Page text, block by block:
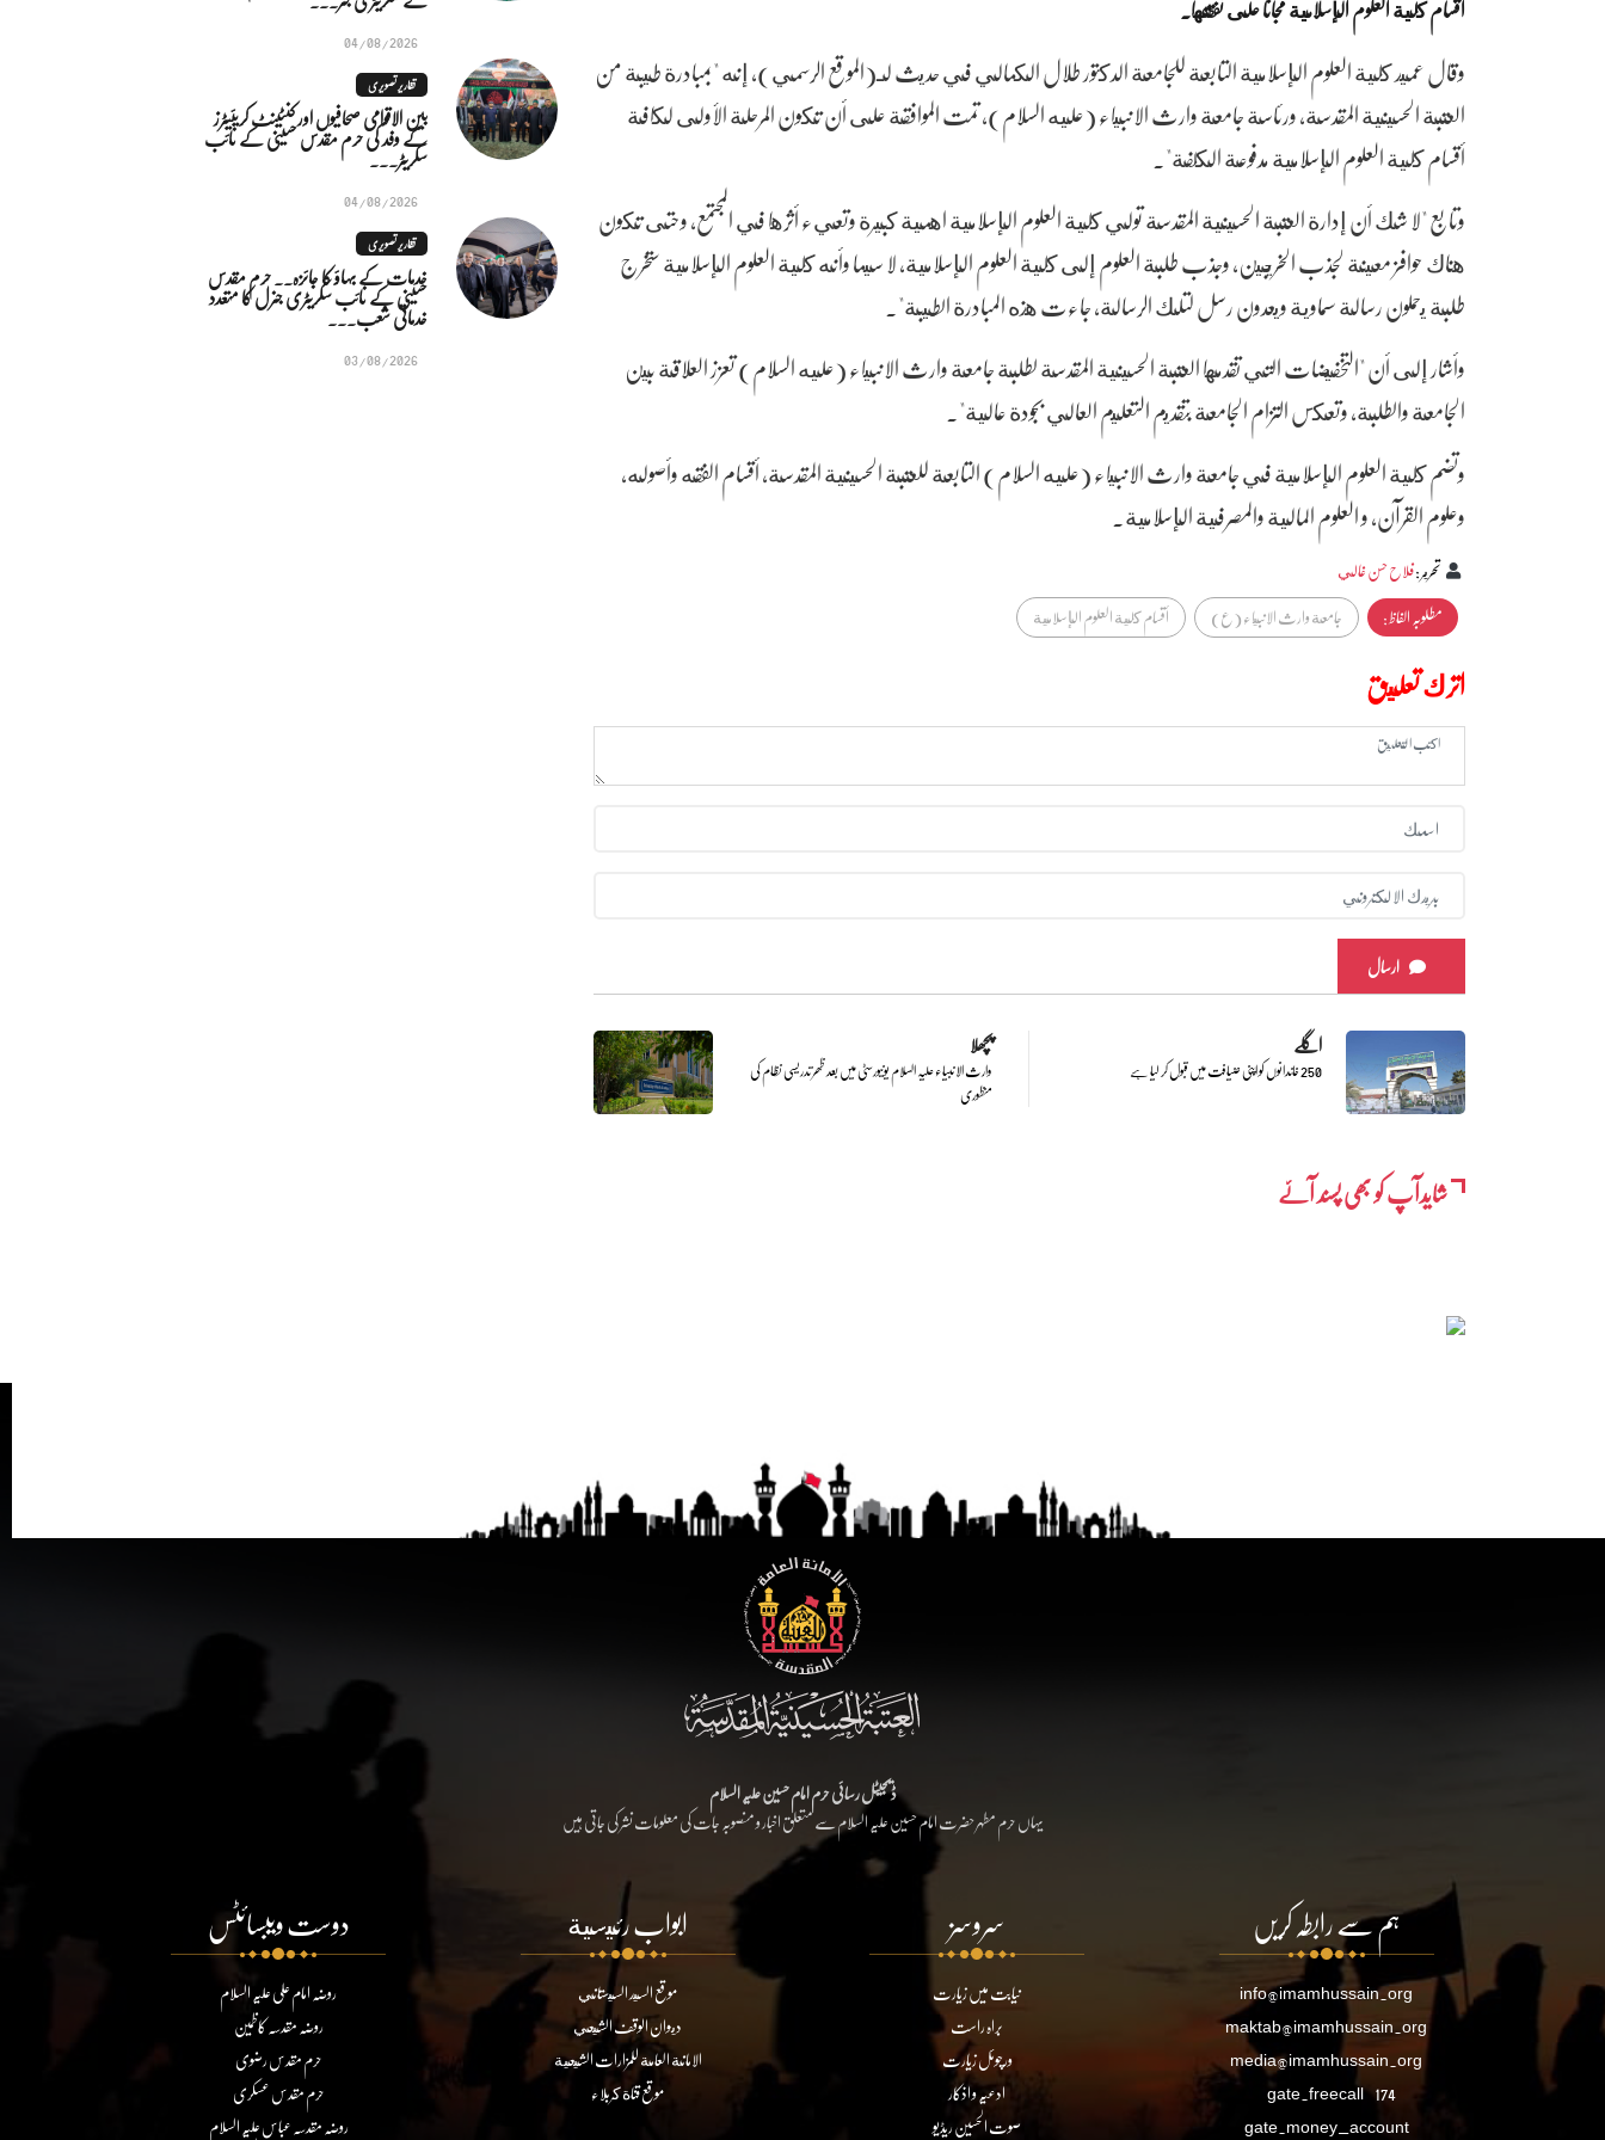
وقال عميد كلية العلوم الإسلامية التابعة للجامعة الدكتور طلال الكمالي في حديث لـ(الموقع الرسمي)، إنه "بمبادرة طيبة من
العتبة الحسينية المقدسة، ورئاسة جامعة وارث الانبياء (عليه السلام)، تمت الموافقة على أن تكون المرحلة الأولى لكافة
أقسام كلية العلوم الإسلامية مدفوعة الكلفة".
وتابع "لا شك أن إدارة العتبة الحسينية المقدسة تولي كلية العلوم الإسلامية اهمية كبيرة وتعيء أثرها في المجتمع، وحتى تكون
هناك حوافز معينة لجذب الخريجين، وجذب طلبة العلوم إلى كلية العلوم الإسلامية، لا سيما وأنه كلية العلوم الإسلامية ستخرج
طلبة يحملون رسالة سماوية ويعدون رسل لتلك الرسالة، جاءت هذه المبادرة الطيبة".
وأشار إلى أن "التخفيضات التي تقدمها العتبة الحسينية المقدسة لطلبة جامعة وارث الانبياء (عليه السلام) تعزز العلاقة بين
الجامعة والطلبة، وتعكس التزام الجامعة بتقديم التعليم العالي بجودة عالية".
وتضم كلية العلوم الإسلامية في جامعة وارث الانبياء (عليه السلام) التابعة للعتبة الحسينية المقدسة، أقسام الفقه وأصوله،
وعلوم القرآن، و العلوم المالية والمصرفية الإسلامية.
تحرير:فلاح حسن غالي
مطلوبہ الفاظ :
جامعة وارث الانبياء (ع) أقسام كلية العلوم الإسلامية
اترك تعليق
ارسال
پچھلا
وارث الانبیاء علیہ السلام یونیورسٹی میں بعد ظھر تدریسی نظام کی
منظوری
اگلے
250 خاندانوں کو اپنی ضیافت میں قبول کر لیا ہے
شایدآپ کو بھی پسند آئے
04/08/2026
تقاریر تصویری
بین الاقوامی صحافیوں اور کنٹینٹ کریئیٹرز
کے وفد کی حرم مقدس حسینی کے نائب
سکریٹر...
04/08/2026
تقاریر تصویری
خدمات کے بہاؤ کا جائزہ.. حرم مقدس
حسینی کے نائب سکریٹری جنرل کا متعدد
خدماتی شعب...
03/08/2026
ڈیجیٹل رسائی حرم امام حسین علیہ السلام
یہاں حرم مطہر حضرت امام حسین علیہ السلام سے متعلق اخبار و منصوبہ جات کی معلومات نشر کی جاتی ہیں
ہم سے رابطہ کریں
info@imamhussain.org
maktab@imamhussain.org
media@imamhussain.org
gate.freecall 174
gate.money_account
سروسز
نیابت میں زیارت
براہ راست
ورچوئل زیارت
ادعیہ و اذکار
صوت الحسین ریڈیو
ابواب رئيسية
موقع السيد السيستاني
ديوان الوقف الشيعي
الامانة العامة للمزارات الشيعية
موقع قناة كربلاء
دوست ویبسائٹس
روضہ امام علی علیہ السلام
روضہ مقدسہ کاظمین
حرم مقدس رضوی
حرم مقدس عسکری
روضہ مقدسہ عباس علیہ السلام